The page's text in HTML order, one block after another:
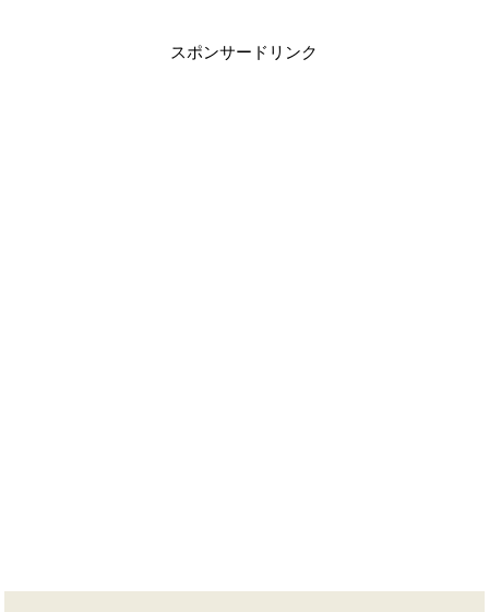
スポンサードリンク